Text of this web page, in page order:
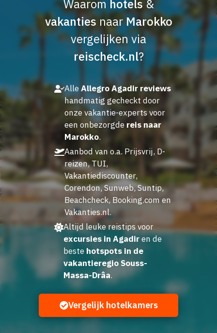
Waarom hotels &
vakantiesnaarMarokko
vergelijken via
reischeck.nl?
AlleAllegro Agadir reviews
handmatig gecheckt door
onze vakantie-experts voor
een onbezorgde reis naar
Marokko.
Aanbod van o.a. Prijsvrij, D-
reizen, TUI,
Vakantiediscounter,
Corendon, Sunweb, Suntip,
Beachcheck, Booking.com en
Vakanties.nl.
Altijd leuke reistips voor
excursies in Agadiren de
beste hotspots in de
vakantieregio Souss-
Massa-Drâa.
Vergelijk hotelkamers